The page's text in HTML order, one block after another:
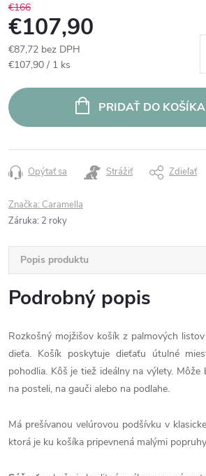
€166
€107,90
€87,72 bez DPH
Jednotková
€107,90 / 1 ks
PRIDAŤ DO KOŠÍKA
Opýtať sa Strážiť Zdieľať
Značka: Caramella
Záruka: 2 roky
Popis produktu
Podrobný popis
Rozkošný mojžišov košík z palmových
dieťa. Košík poskytuje dieťaťu útulné
pohodlia. Kôš je tiež ideálny na výlety.
na posteli, na gauči alebo na podlahe.
Má prešívanou velúrovou podšívku v
ktorá je ku košíka pripevnená malými